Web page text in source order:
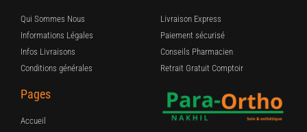
Qui Sommes Nous
Informations Légales
Infos Livraisons
Conditions générales
Livraison Express
Paiement sécurisé
Conseils Pharmacien
Retrait Gratuit Comptoir
Pages
Accueil